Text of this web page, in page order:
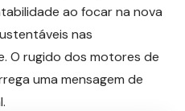
ao focar na nova
nas
O rugido dos motores de
uma mensagem de